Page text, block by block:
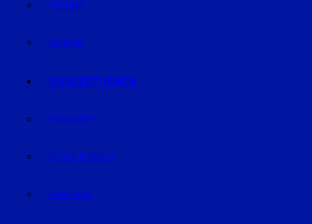
TECHNIK
WETTER
SONDERTHEMEN
PODCASTS
KIDS & TEENIES
SENIOREN